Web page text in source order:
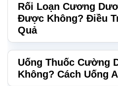
Rối Loạn Cương
Được Không? Điều
Quả
Uống Thuốc Cường
Không? Cách Uống